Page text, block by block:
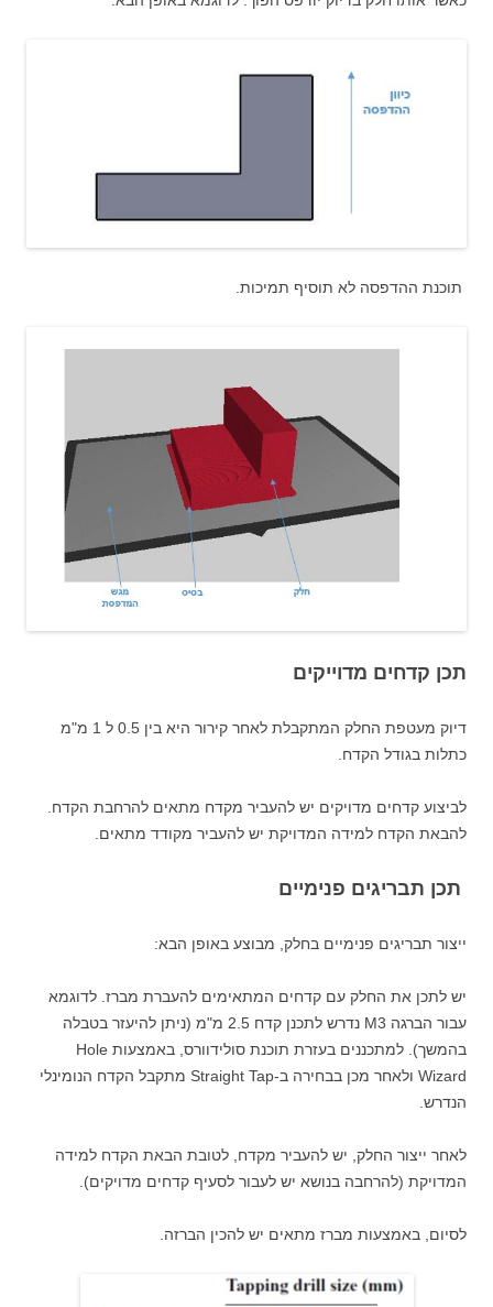
תוכנת ההדפסה לא תוסיף תמיכות.
תכן קדחים מדוייקים
דיוק מעטפת החלק המתקבלת לאחר קירור היא בין 0.5 ל 1 מ"מ
כתלות בגודל הקדח.
לביצוע קדחים מדויקים יש להעביר מקדח מתאים להרחבת הקדח.
להבאת הקדח למידה המדויקת יש להעביר מקודד מתאים.
תכן תבריגים פנימיים
ייצור תבריגים פנימיים בחלק, מבוצע באופן הבא:
יש לתכן את החלק עם קדחים המתאימים להעברת מברז. לדוגמא
עבור הברגה M3 נדרש לתכנן קדח 2.5 מ"מ (ניתן להיעזר בטבלה
בהמשך). למתכננים בעזרת תוכנת סולידוורס, באמצעות Hole
Wizard ולאחר מכן בבחירה ב-Straight Tap מתקבל הקדח הנומינלי
הנדרש.
לאחר ייצור החלק, יש להעביר מקדח, לטובת הבאת הקדח למידה
המדויקת (להרחבה בנושא יש לעבור לסעיף קדחים מדויקים).
לסיום, באמצעות מברז מתאים יש להכין הברזה.